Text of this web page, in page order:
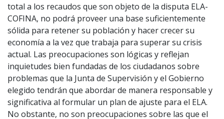
total a los recaudos que son objeto de la disputa ELA-
COFINA, no podrá proveer una base suficientemente
sólida para retener su población y hacer crecer su
economía a la vez que trabaja para superar su crisis
actual. Las preocupaciones son lógicas y reflejan
inquietudes bien fundadas de los ciudadanos sobre
problemas que la Junta de Supervisión y el Gobierno
elegido tendrán que abordar de manera responsable y
significativa al formular un plan de ajuste para el ELA.
No obstante, no son preocupaciones sobre las que el